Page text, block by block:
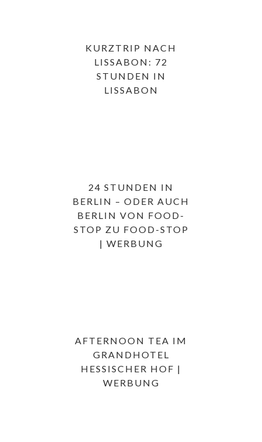
KURZTRIP NACH
LISSABON: 72
STUNDEN IN
LISSABON
24 STUNDEN IN
BERLIN – ODER AUCH
BERLIN VON FOOD-
STOP ZU FOOD-STOP
| WERBUNG
AFTERNOON TEA IM
GRANDHOTEL
HESSISCHER HOF |
WERBUNG